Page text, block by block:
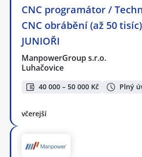
CNC programátor /
CNC obrábění (až 50
JUNIOŘI
ManpowerGroup s.r.o.
Luhačovice
40 000 – 50 000 Kč Plný
včerejší